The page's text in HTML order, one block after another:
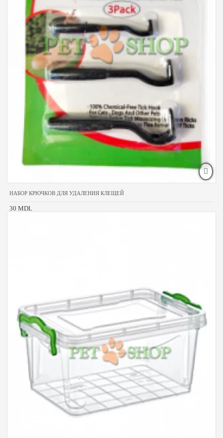
НАБОР КРЮЧКОВ ДЛЯ УДАЛЕНИЯ КЛЕЩЕЙ
30 MDL